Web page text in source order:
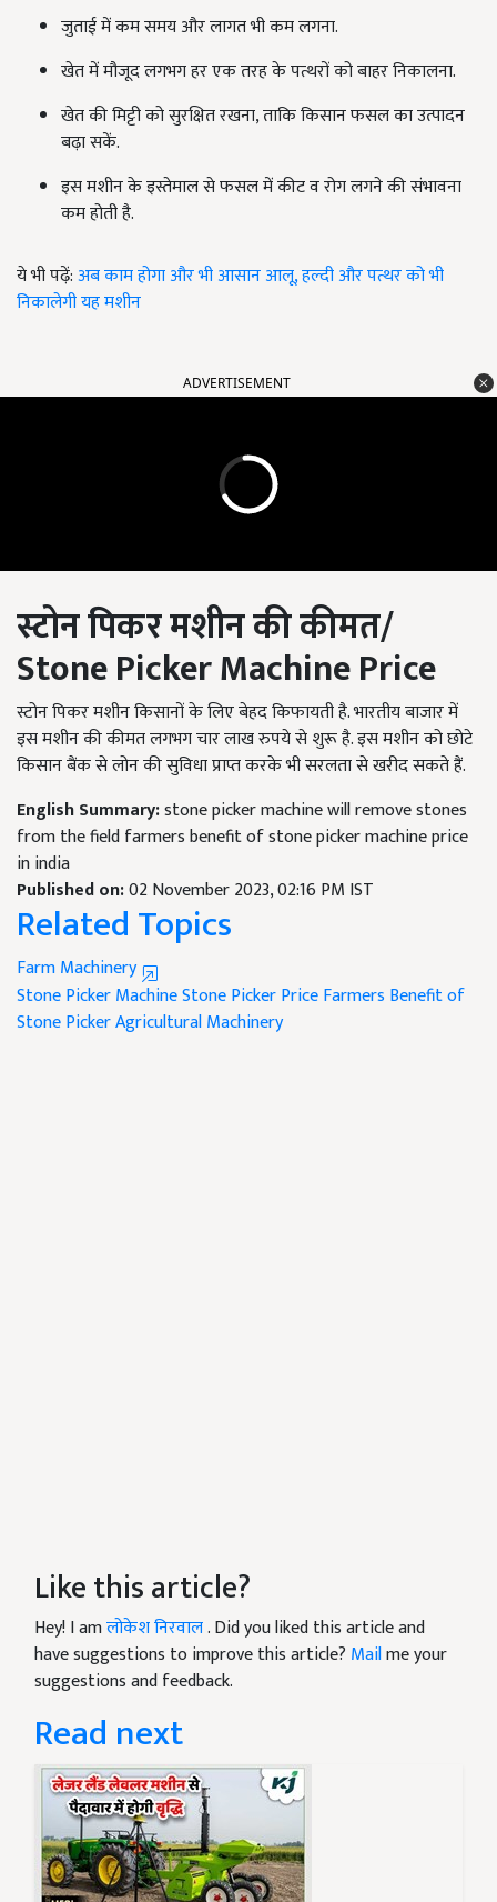
जुताई में कम समय और लागत भी कम लगना.
खेत में मौजूद लगभग हर एक तरह के पत्थरों को बाहर निकालना.
खेत की मिट्टी को सुरक्षित रखना, ताकि किसान फसल का उत्पादन
बढ़ा सकें.
इस मशीन के इस्तेमाल से फसल में कीट व रोग लगने की संभावना
कम होती है.
ये भी पढ़ें:अब काम होगा और भी आसान आलू, हल्दी और पत्थर को भी
निकालेगी यह मशीन
ADVERTISEMENT
स्टोन पिकर मशीन की कीमत/
Stone Picker Machine Price
स्टोन पिकर मशीन किसानों के लिए बेहद किफायती है. भारतीय बाजार में
इस मशीन की कीमत लगभग चार लाख रुपये से शुरू है. इस मशीन को छोटे
किसान बैंक से लोन की सुविधा प्राप्त करके भी सरलता से खरीद सकते हैं.
English Summary:stone picker machine will remove stones
from the field farmers benefit of stone picker machine price
in india
Published on:02 November 2023, 02:16 PM IST
Related Topics
Farm Machinery
Stone Picker MachineStone Picker PriceFarmers Benefit of
Stone PickerAgricultural Machinery
Like this article?
Hey! I amलोकेश निरवाल. Did you liked this article and
have suggestions to improve this article? Mailme your
suggestions and feedback.
Read next